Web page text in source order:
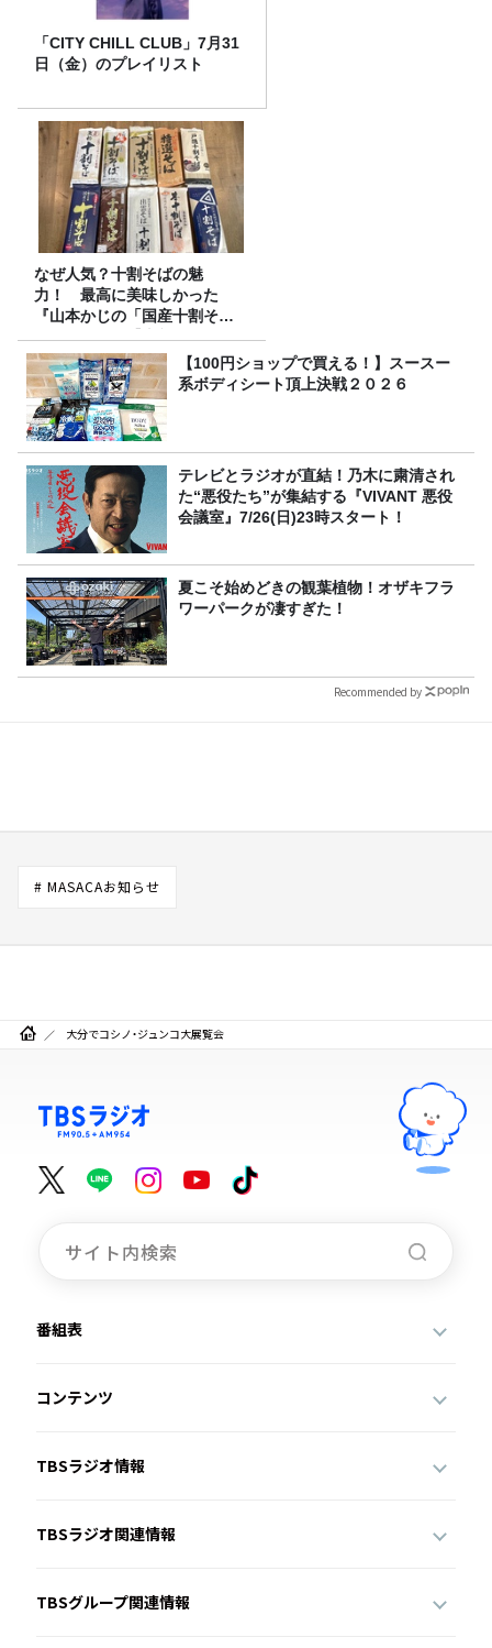
「CITY CHILL CLUB」7月31
日（金）のプレイリスト
なぜ人気？十割そばの魅
力！ 最高に美味しかった
『山本かじの「国産十割そ
ば」』とは？【十割そば10種
食べ比べ】
【100円ショップで買える！】スースー
系ボディシート頂上決戦２０２６
テレビとラジオが直結！乃木に粛清され
た“悪役たち”が集結する『VIVANT 悪役
会議室』7/26(日)23時スタート！
夏こそ始めどきの観葉植物！オザキフラ
ワーパークが凄すぎた！
Recommended by
# MASACAお知らせ
大分でコシノ・ジュンコ大展覧会
番組表
コンテンツ
TBSラジオ情報
TBSラジオ関連情報
TBSグループ関連情報